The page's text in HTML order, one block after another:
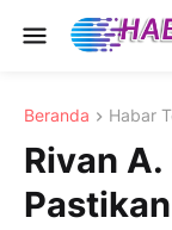
Beranda Habar
Rivan